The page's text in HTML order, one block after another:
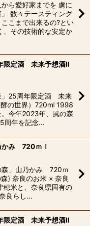
ら愛好家までを 虜に
数々テースティング
こまで出来るの?とい
、その技術的な安定か
限定酒 未来予想酒II
25周年限定酒 未来
の世界）720ml 1998
今年2023年、風の森
周年を記念…
かみ 720ｍｌ
」山乃かみ 720ｍ
) 奈良のお米 × 奈良
穂米と、奈良県固有の
良らし…
限定酒 未来予想酒II